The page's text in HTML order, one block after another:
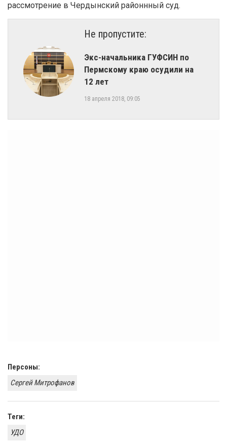
рассмотрение в Чердынский районнный суд.
Не пропустите:
Экс-начальника ГУФСИН по
Пермскому краю осудили на
12 лет
18 апреля 2018, 09:05
Персоны:
Сергей Митрофанов
Теги:
УДО